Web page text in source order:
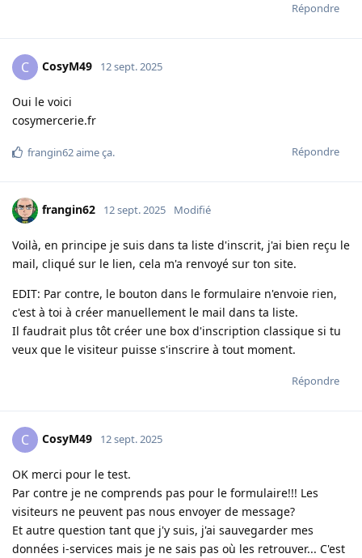
Répondre
C CosyM49 12 sept. 2025
Oui le voici
cosymercerie.fr
Répondre
frangin62aime ça.
frangin62 12 sept. 2025 Modifié
Voilà, en principe je suis dans ta liste d'inscrit, j'ai bien reçu le
mail, cliqué sur le lien, cela m'a renvoyé sur ton site.
EDIT: Par contre, le bouton dans le formulaire n'envoie rien,
c'est à toi à créer manuellement le mail dans ta liste.
Il faudrait plus tôt créer une box d'inscription classique si tu
veux que le visiteur puisse s'inscrire à tout moment.
Répondre
C CosyM49 12 sept. 2025
OK merci pour le test.
Par contre je ne comprends pas pour le formulaire!!! Les
visiteurs ne peuvent pas nous envoyer de message?
Et autre question tant que j'y suis, j'ai sauvegarder mes
données i-services mais je ne sais pas où les retrouver... C'est